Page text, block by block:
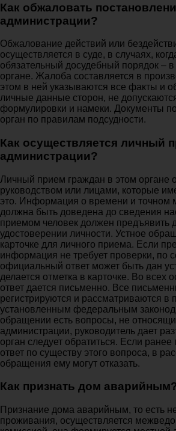
Как обжаловать
администрации?
Обжалование действий или
осуществляется в суде, в случаях,
обязательный досудебный порядок –
органе. Жалоба составляется в
этом в ней указываются все факты и
личные данные сторон, не
формулировки и намеки. Документы
орган по правилам подсудности.
Как осуществляется личный
администрации?
Личный прием граждан в этом органе
руководством или лицами, которые
это. Информация о времени и точном
должна быть доведена до сведения
приемом человек должен предъявить
удостоверении личности. Устное
карточке для личного приема. Если
информация не требует проверки, по
официальный ответ может быть дан
делается отметка в карточке. Во всех
ответ дается письменно. Все
регистрируются и рассматриваются в
установленным федеральным
обращении есть вопросы, не
администрации, руководитель дает
орган следует обратиться. Если
ответ по существу этого вопроса, в
обращения ему могут отказать.
Как признать дом
Признание дома аварийным, то есть
проживания, осуществляется